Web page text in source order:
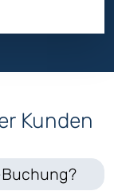
Kunden